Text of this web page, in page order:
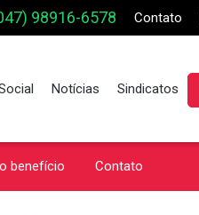
98916-6578 Contato
Notícias Sindicatos
benefício Contato